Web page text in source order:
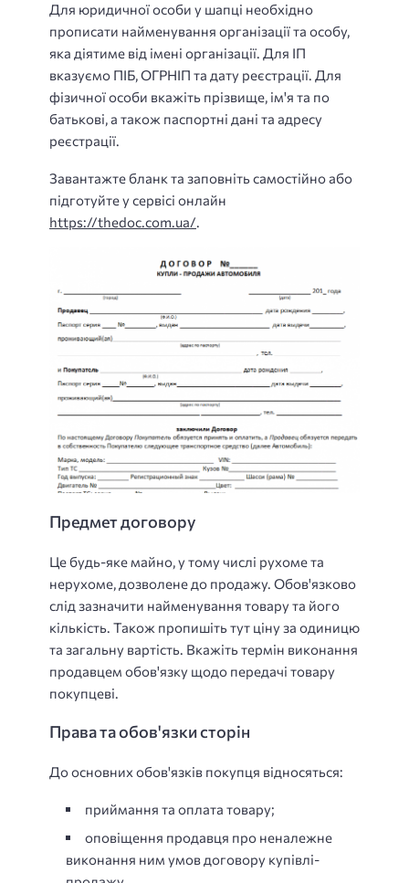
Для юридичної особи у шапці необхідно
прописати найменування організації та особу,
яка діятиме від імені організації. Для ІП
вказуємо ПІБ, ОГРНІП та дату реєстрації. Для
фізичної особи вкажіть прізвище, ім'я та по
батькові, а також паспортні дані та адресу
реєстрації.
Завантажте бланк та заповніть самостійно або
підготуйте у сервісі онлайн
https://thedoc.com.ua/.
Предмет договору
Це будь-яке майно, у тому числі рухоме та
нерухоме, дозволене до продажу. Обов'язково
слід зазначити найменування товару та його
кількість. Також пропишіть тут ціну за одиницю
та загальну вартість. Вкажіть термін виконання
продавцем обов'язку щодо передачі товару
покупцеві.
Права та обов'язки сторін
До основних обов'язків покупця відносяться:
приймання та оплата товару;
оповіщення продавця про неналежне
виконання ним умов договору купівлі-